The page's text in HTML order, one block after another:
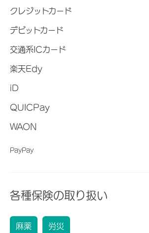
クレジットカード
デビットカード
交通系ICカード
楽天Edy
iD
QUICPay
WAON
PayPay
各種保険の取り扱い
麻薬 労災